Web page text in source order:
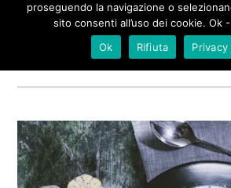
Tagged
proseguendo la navigazione o
sito consenti all’uso dei cookie. Ok
Ok
Rifiuta Privacy